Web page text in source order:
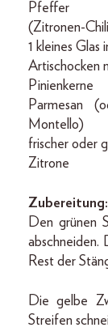
Pfeffer
(Zitronen-
1 kleines
Artischocken
Pinienkerne
Parmesan
Montello)
frischer oder
Zitrone
Zubereitung:
Den grünen
abschneiden.
Rest der
Die gelbe
Streifen